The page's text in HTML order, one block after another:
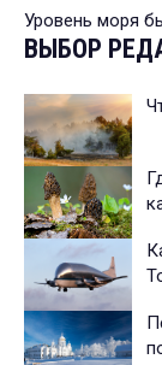
Уровень моря
ВЫБОР